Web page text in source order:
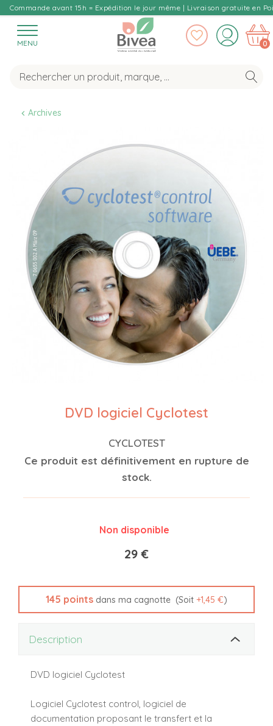
Commande avant 15h = Expédition le jour même | Livraison gratuite en
MENU 0
Archives
DVD logiciel Cyclotest
CYCLOTEST
Ce produit est définitivement en rupture de
stock.
Non disponible
29 €
145 points dans ma cagnotte (Soit +1,45 €)
Description
DVD logiciel Cyclotest
Logiciel Cyclotest control, logiciel de
documentation proposant le transfert et la